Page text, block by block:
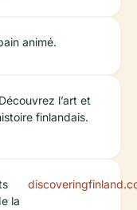
animé.
l’art et
finlandais.
la